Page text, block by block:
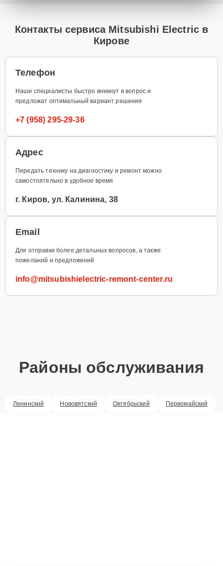
Контакты сервиса Mitsubishi Electric в
Кирове
Телефон
Наши специалисты быстро вникнут в вопрос и
предложат оптимальный вариант решения
+7 (958) 295-29-36
Адрес
Передать технику на диагностику и ремонт можно
самостоятельно в удобное время
г. Киров, ул. Калинина, 38
Email
Для отправки более детальных вопросов, а также
пожеланий и предложений
info@mitsubishielectric-remont-center.ru
Районы обслуживания
Ленинский Нововятский Октябрьский Первомайский